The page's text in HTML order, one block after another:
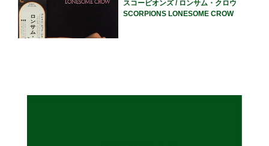
スコーピオンズ / ロンサム・クロウ
SCORPIONS LONESOME CROW